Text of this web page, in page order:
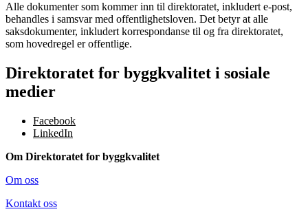
Alle dokumenter som kommer inn til direktoratet, inkludert e-post,
behandles i samsvar med offentlighetsloven. Det betyr at alle
saksdokumenter, inkludert korrespondanse til og fra direktoratet,
som hovedregel er offentlige.
Direktoratet for byggkvalitet i sosiale
medier
Facebook
LinkedIn
Om Direktoratet for byggkvalitet
Om oss
Kontakt oss